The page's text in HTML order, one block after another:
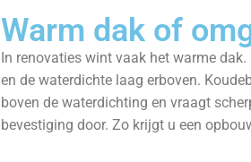
Warm dak of
In renovaties wint vaak het warme
en de waterdichte laag erboven.
boven de waterdichting en vraagt
bevestiging door. Zo krijgt u een